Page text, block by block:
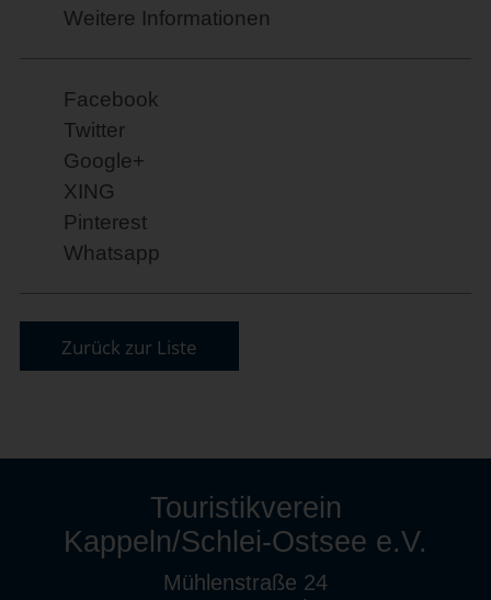
Weitere Informationen
Facebook
Twitter
Google+
XING
Pinterest
Whatsapp
Zurück zur Liste
Touristikverein
Kappeln/Schlei-Ostsee e.V.
Mühlenstraße 24